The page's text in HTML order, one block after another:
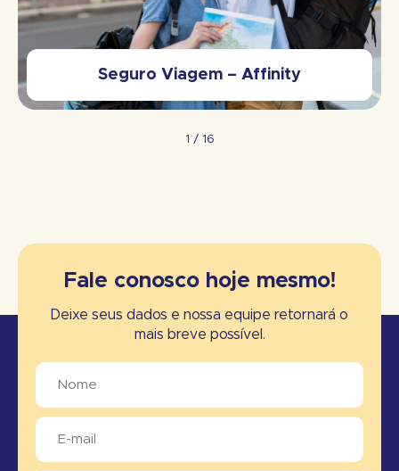
Seguro Viagem – Affinity
1 / 16
Fale conosco hoje mesmo!
Deixe seus dados e nossa equipe retornará o
mais breve possível.